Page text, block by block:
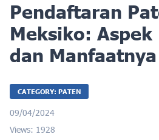
Pendaftaran
Meksiko: Aspek
dan Manfaatnya
CATEGORY: PATEN
09/04/2024
Views: 1928